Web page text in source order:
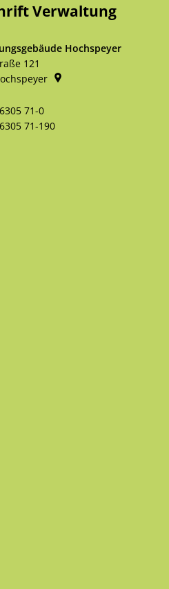
Verwaltung
Hochspeyer
121
71-0
71-190